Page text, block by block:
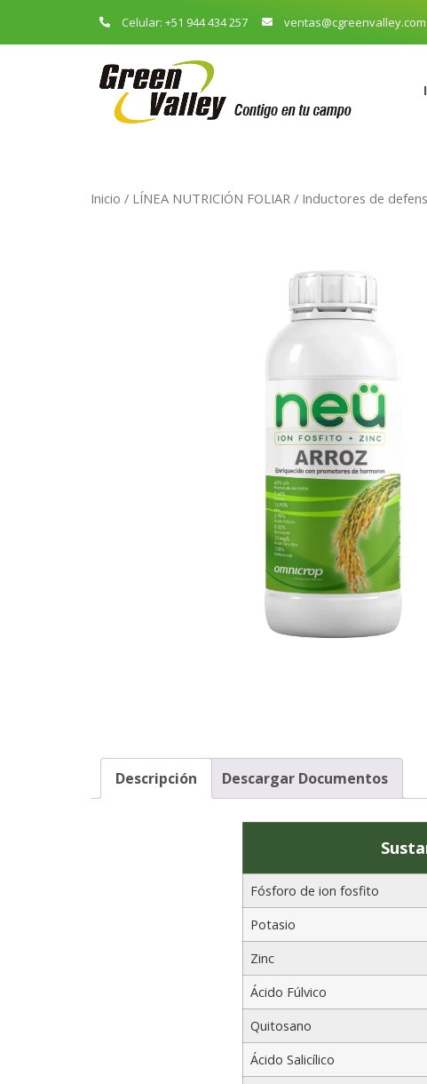
Celular: +51 944 434 257 ventas@cgreenvalley.com
Inicio / LÍNEA NUTRICIÓN FOLIAR / Inductores de
Descripción Descargar Documentos
Fósforo de ion fosfito
Potasio
Zinc
Ácido Fúlvico
Quitosano
Ácido Salicílico